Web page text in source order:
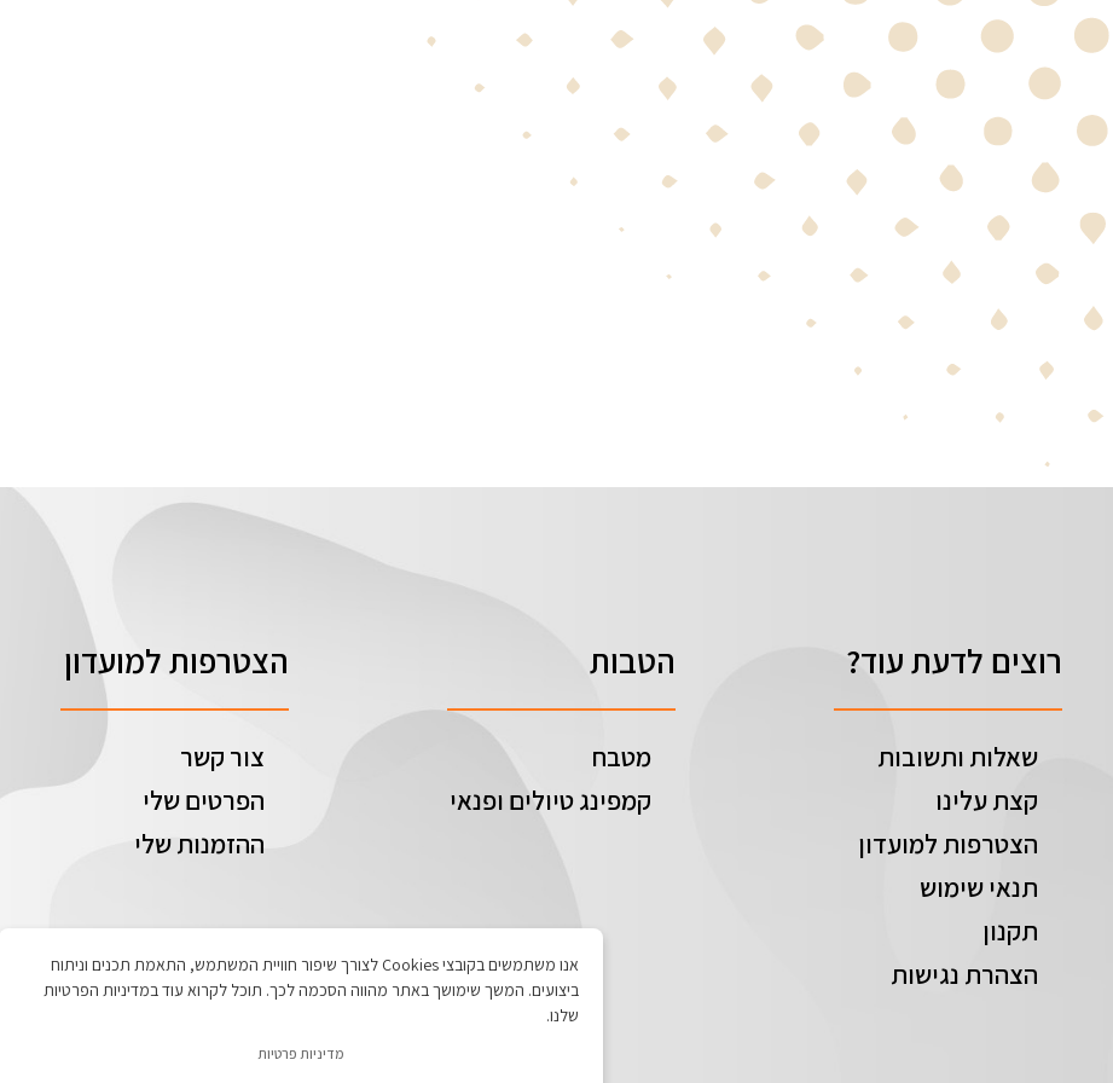
אנו משתמשים בקובצי Cookies לצורך שיפור חוויית המשתמש, התאמת תכנים וניתוח
ביצועים. המשך שימושך באתר מהווה הסכמה לכך. תוכל לקרוא עוד במדיניות הפרטיות
שלנו.
מדיניות פרטיות
רוצים לדעת עוד?
שאלות ותשובות
קצת עלינו
הצטרפות למועדון
תנאי שימוש
תקנון
הצהרת נגישות
הטבות
מטבח
קמפינג טיולים ופנאי
הצטרפות למועדון
צור קשר
הפרטים שלי
ההזמנות שלי